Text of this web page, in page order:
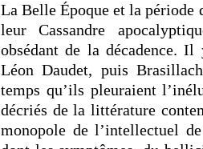
La Belle Époque et la période
leur Cassandre
obsédant de la décadence.
Léon Daudet, puis
temps qu’ils pleuraient
décriés de la littérature
monopole de l’intellectuel